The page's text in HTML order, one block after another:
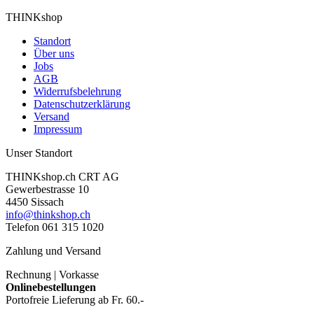
THINKshop
Standort
Über uns
Jobs
AGB
Widerrufsbelehrung
Datenschutzerklärung
Versand
Impressum
Unser Standort
THINKshop.ch CRT AG
Gewerbestrasse 10
4450 Sissach
info@thinkshop.ch
Telefon 061 315 1020
Zahlung und Versand
Rechnung | Vorkasse
Onlinebestellungen
Portofreie Lieferung ab Fr. 60.-